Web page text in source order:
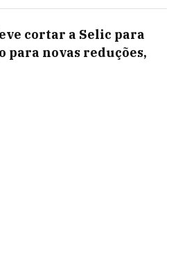
cortar a Selic para
para novas reduções,